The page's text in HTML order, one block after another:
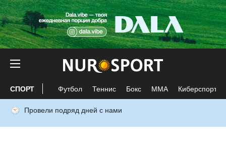
СПОРТ Футбол Теннис Бокс ММА Киберспорт
Провели подряд дней с нами